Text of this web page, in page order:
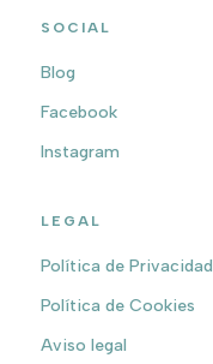
SOCIAL
Blog
Facebook
Instagram
LEGAL
Política de Privacidad
Política de Cookies
Aviso legal